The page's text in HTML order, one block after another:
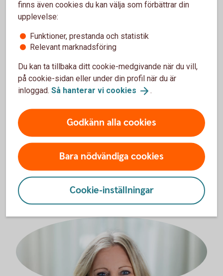
Johan Stensson
Företagsrådgivare Skog och Lantbruk
+46 510-54 55 93
johan.stensson@sparbankenlidkoping.se
finns även cookies du kan välja som förbättrar din
upplevelse:
Funktioner, prestanda och statistik
Relevant marknadsföring
Du kan ta tillbaka ditt cookie-medgivande när du vill,
på cookie-sidan eller under din profil när du är
inloggad. Så hanterar vi cookies .
Godkänn alla cookies
Bara nödvändiga cookies
Cookie-inställningar